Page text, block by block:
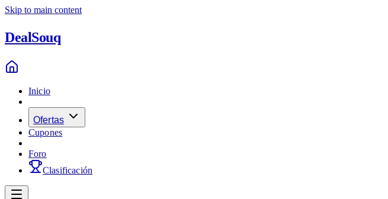
Skip to main content
DealSouq
Inicio
Ofertas
Cupones
Foro
Clasificación